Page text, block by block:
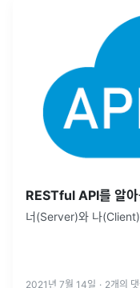
RESTful API를 알
너(Server)와 나(Client)
2021년 7월 14일 · 2개의